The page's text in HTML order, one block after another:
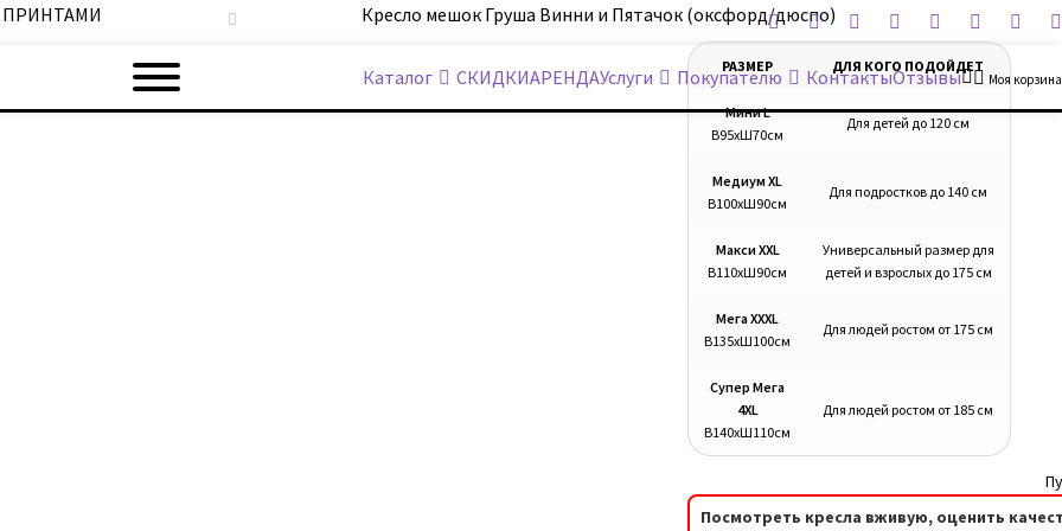
Каталог СКИДКИАРЕНДАУслуги Покупателю КонтактыОтзывы Моя корзина
ПРИНТАМИ Кресло мешок Груша Винни и Пятачок (оксфорд/дюспо)
РАЗМЕР ДЛЯ КОГО ПОДОЙДЕТ
Мини L
В95хШ70см
Для детей до 120 см
Медиум XL
В100хШ90см
Для подростков до 140 см
Макси XXL
В110хШ90см
Универсальный размер для
детей и взрослых до 175 см
Мега XXXL
В135хШ100см
Для людей ростом от 175 см
Супер Мега
4XL
В140хШ110см
Для людей ростом от 185 см
Посмотреть кресла вживую, оценить